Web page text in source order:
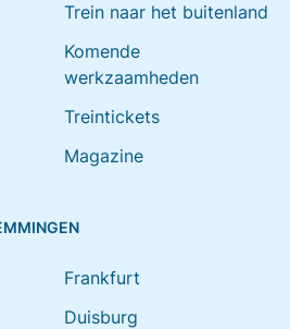
Trein naar het buitenland
Komende
werkzaamheden
Treintickets
Magazine
Frankfurt
Duisburg